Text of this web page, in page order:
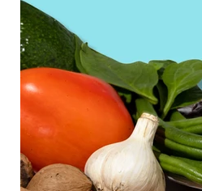
Fique por dentro